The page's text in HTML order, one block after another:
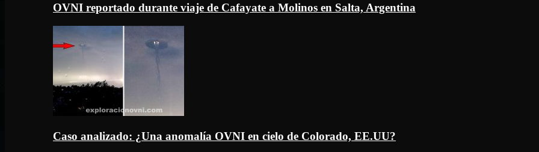
OVNI reportado durante viaje de Cafayate a Molinos en Salta, Argentina
Caso analizado: ¿Una anomalía OVNI en cielo de Colorado, EE.UU?